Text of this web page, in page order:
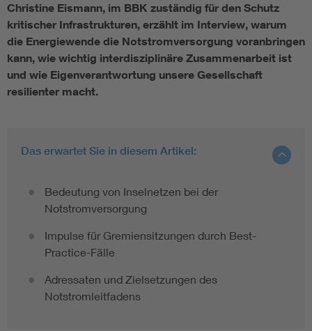
Cybersecurity in der Industrieautomatisierung
DIN VDE 0100 für sichere Elektroinstallationen
Christine Eismann, im BBK zuständig für den Schutz
kritischer Infrastrukturen, erzählt im Interview, warum
die Energiewende die Notstromversorgung voranbringen
kann, wie wichtig interdisziplinäre Zusammenarbeit ist
und wie Eigenverantwortung unsere Gesellschaft
resilienter macht.
Das erwartet Sie in diesem Artikel:
Bedeutung von Inselnetzen bei der
Notstromversorgung
Impulse für Gremiensitzungen durch Best-
Practice-Fälle
Adressaten und Zielsetzungen des
Notstromleitfadens